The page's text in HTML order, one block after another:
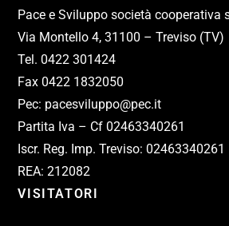
Pace e Sviluppo società cooperativa
Via Montello 4, 31100 – Treviso (TV)
Tel. 0422 301424
Fax 0422 1832050
Pec: pacesviluppo@pec.it
Partita Iva – Cf 02463340261
Iscr. Reg. Imp. Treviso: 02463340261
REA: 212082
VISITATORI